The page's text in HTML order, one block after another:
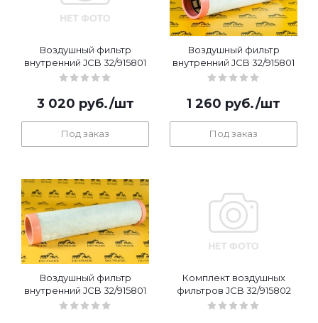
Воздушный фильтр
внутренний JCB 32/915801
3 020 руб./шт
Под заказ
Воздушный фильтр
внутренний JCB 32/915801
1 260 руб./шт
Под заказ
Воздушный фильтр
внутренний JCB 32/915801
Комплект воздушных
фильтров JCB 32/915802